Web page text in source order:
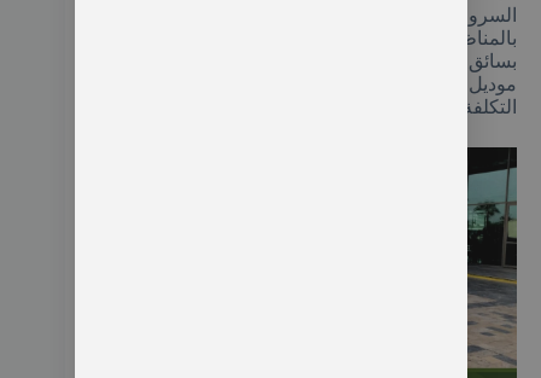
السرور لقلبك وهذا ما تتميز به بالفعل فهي مليئة
بالمناظر الطبيعية المميزة ولكن تحتاج إلى سيارة خاصة
بسائق نوفرها لك تكون معك مدة عشر ساعات من
موديل فولكس فاجن أو مرسيدس سبرنتر ويتم تحديد
التكلفة وفقا للمدة والبنزين المستهلك طوال الرحلة.